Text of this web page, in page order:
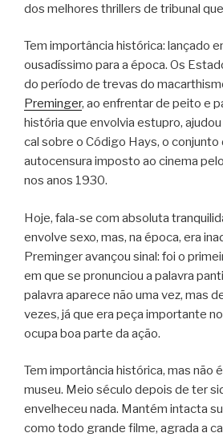
dos melhores thrillers de tribunal
Tem importância histórica: lançado
ousadíssimo para a época. Os
do período de trevas do
Preminger, ao enfrentar de peito e
história que envolvia estupro, ajudou
cal sobre o Código Hays, o
autocensura imposto ao cinema
nos anos 1930.
Hoje, fala-se com absoluta
envolve sexo, mas, na época, era
Preminger avançou sinal: foi o
em que se pronunciou a palavra
palavra aparece não uma vez, mas
vezes, já que era peça importante
ocupa boa parte da ação.
Tem importância histórica, mas não
museu. Meio século depois de ter
envelheceu nada. Mantém intacta
como todo grande filme, agrada a